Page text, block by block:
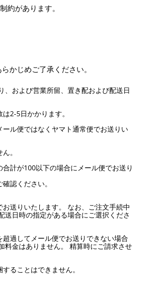
約があります。
かじめご了承ください。
および営業所留、置き配および配送日
2-5日かかります。
ル便ではなくヤマト通常便でお送りい
。
計が100以下の場合にメール便でお送り
認ください。
送りいたします。 なお、ご注文手続中
日時の指定がある場合にご選択くださ
過してメール便でお送りできない場合
料金はありません。 精算時にご請求させ
ることはできません。